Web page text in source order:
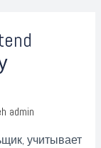
admin
учитывает